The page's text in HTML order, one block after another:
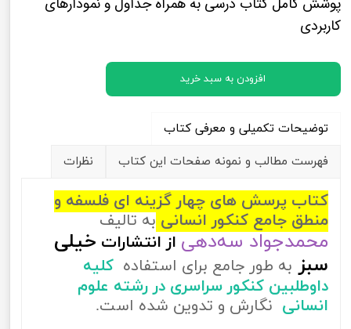
کاربردی
افزودن به سبد خرید
توضیحات تکمیلی و معرفی کتاب
فهرست مطالب و نمونه صفحات این کتاب
نظرات
کتاب پرسش های چهار گزینه ای فلسفه و
منطق جامع کنکور انسانی به تالیف
محمدجواد سه‌دهی از انتشارات خیلی
سبز به طور جامع برای استفاده کلیه
داوطلبین کنکور سراسری در رشته علوم
انسانی نگارش و تدوین شده است.